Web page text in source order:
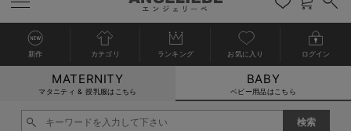
新生児服全て
ベビー服全て
シーズンアイテム全て
ベビー・新生児 寝具全て
ベビー 雑貨全て
お出かけグッズ全て
ベビー｜季節の特集全て
アウトレット全て
特集全て
再入荷全て
戻る
送料無料アイテム全て
戻る
ブラキャミ おまとめ
戻る
【37周年祭セール】
戻る
気温差別オススメア
戻る
戻る
戻る
マタニティウェア
戻る
こだわりの履き心地
戻る
戻る
出産準備応援割全て
戻る
戻る
戻る
戻る
戻る
戻る
戻る
春のマタニティワン
戻る
Gift Selection 出産
戻る
冬の冷え対策インナ
戻る
入院準備の持ち物チ
戻る
冬のあったか特集全て
新作 カテゴリ ランキング お気に入り ログイン
MATERNITY
マタニティ & 授乳服はこちら
BABY
ベビー用品はこちら
カートに入れる